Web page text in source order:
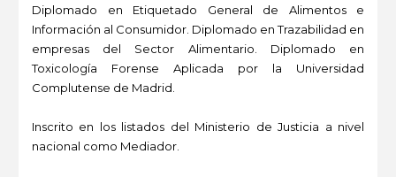
Diplomado en Etiquetado General de Alimentos e
Información al Consumidor. Diplomado en Trazabilidad en
empresas del Sector Alimentario. Diplomado en
Toxicología Forense Aplicada por la Universidad
Complutense de Madrid.
Inscrito en los listados del Ministerio de Justicia a nivel
nacional como Mediador.